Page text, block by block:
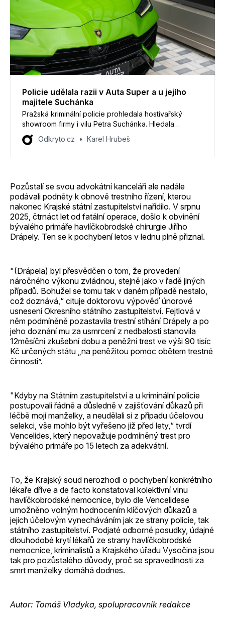
Policie udělala razii v Auta Super a u jejího
majitele Suchánka
Pražská kriminální policie prohledala hostivařský
showroom firmy i vilu Petra Suchánka. Hledala
hotovost i nástroje určené k padělání dokladů a také
počítače, žádné však nenašla.
Odkryto.cz Karel Hrubeš
Pozůstalí se svou advokátní kanceláří ale nadále
podávali podněty k obnově trestního řízení, kterou
nakonec Krajské státní zastupitelství nařídilo. V srpnu
2025, čtrnáct let od fatální operace, došlo k obvinění
bývalého primáře havlíčkobrodské chirurgie Jiřího
Drápely. Ten se k pochybení letos v lednu plně přiznal.
"(Drápela) byl přesvědčen o tom, že provedení
náročného výkonu zvládnou, stejně jako v řadě jiných
případů. Bohužel se tomu tak v daném případě nestalo,
což doznává,“ cituje doktorovu výpověď únorové
usnesení Okresního státního zastupitelství. Fejtlová v
něm podmíněně pozastavila trestní stíhání Drápely a po
jeho doznání mu za usmrcení z nedbalosti stanovila
12měsíční zkušební dobu a peněžní trest ve výši 90 tisíc
Kč určených státu „na peněžitou pomoc obětem trestné
činnosti”.
"Kdyby na Státním zastupitelství a u kriminální policie
postupovali řádně a důsledně v zajišťování důkazů při
léčbě mojí manželky, a neudělali si z případu účelovou
selekci, vše mohlo být vyřešeno již před lety,“ tvrdí
Vencelides, který nepovažuje podmíněný trest pro
bývalého primáře po 15 letech za adekvátní.
To, že Krajský soud nerozhodl o pochybení konkrétního
lékaře dříve a de facto konstatoval kolektivní vinu
havlíčkobrodské nemocnice, bylo dle Vencelidese
umožněno volným hodnocením klíčových důkazů a
jejich účelovým vynecháváním jak ze strany policie, tak
státního zastupitelství. Podjaté odborné posudky, údajné
dlouhodobé krytí lékařů ze strany havlíčkobrodské
nemocnice, kriminalistů a Krajského úřadu Vysočina jsou
tak pro pozůstalého důvody, proč se spravedlnosti za
smrt manželky domáhá dodnes.
Autor: Tomáš Vladyka, spolupracovník redakce